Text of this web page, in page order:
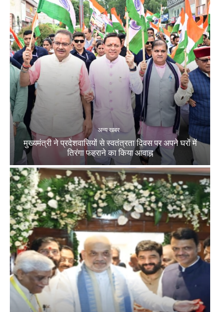
अन्य खबर
मुख्यमंत्री ने प्रदेशवासियों से स्वतंत्रता दिवस पर अपने घरों में
तिरंगा फहराने का किया आवाह्न